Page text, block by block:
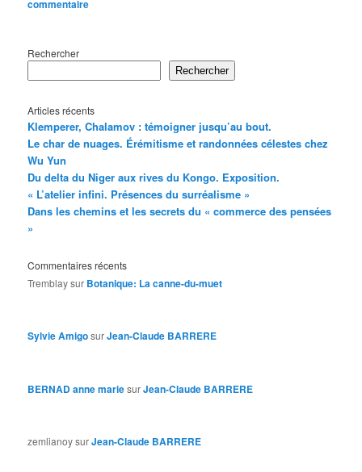
commentaire
Rechercher
Rechercher
Articles récents
Klemperer, Chalamov : témoigner jusqu’au bout.
Le char de nuages. Érémitisme et randonnées célestes chez
Wu Yun
Du delta du Niger aux rives du Kongo. Exposition.
« L’atelier infini. Présences du surréalisme »
Dans les chemins et les secrets du « commerce des pensées
»
Commentaires récents
Tremblaysur Botanique: La canne-du-muet
Sylvie AmigosurJean-Claude BARRERE
BERNAD anne mariesurJean-Claude BARRERE
zemlianoysurJean-Claude BARRERE